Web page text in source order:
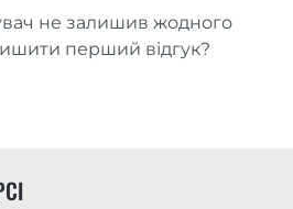
не залишив жодного
перший відгук?